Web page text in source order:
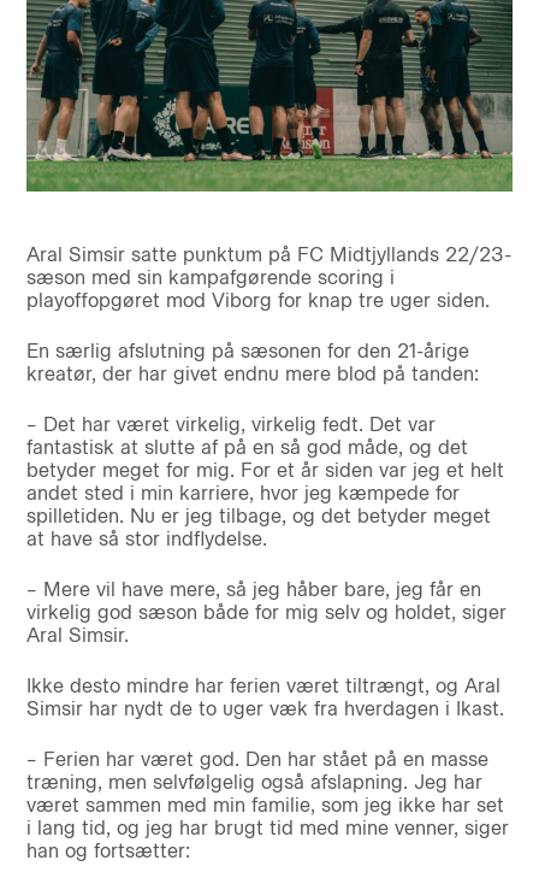
Aral Simsir satte punktum på FC Midtjyllands 22/23-
sæson med sin kampafgørende scoring i
playoffopgøret mod Viborg for knap tre uger siden.
En særlig afslutning på sæsonen for den 21-årige
kreatør, der har givet endnu mere blod på tanden:
– Det har været virkelig, virkelig fedt. Det var
fantastisk at slutte af på en så god måde, og det
betyder meget for mig. For et år siden var jeg et helt
andet sted i min karriere, hvor jeg kæmpede for
spilletiden. Nu er jeg tilbage, og det betyder meget
at have så stor indflydelse.
– Mere vil have mere, så jeg håber bare, jeg får en
virkelig god sæson både for mig selv og holdet, siger
Aral Simsir.
Ikke desto mindre har ferien været tiltrængt, og Aral
Simsir har nydt de to uger væk fra hverdagen i Ikast.
– Ferien har været god. Den har stået på en masse
træning, men selvfølgelig også afslapning. Jeg har
været sammen med min familie, som jeg ikke har set
i lang tid, og jeg har brugt tid med mine venner, siger
han og fortsætter: